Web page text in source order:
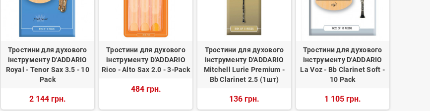
Тростини для духового
інструменту D'ADDARIO
Royal - Tenor Sax 3.5 - 10
Pack
2 144 грн.
Тростини для духового
інструменту D'ADDARIO
Rico - Alto Sax 2.0 - 3-Pack
484 грн.
Тростини для духового
інструменту D'ADDARIO
Mitchell Lurie Premium -
Bb Clarinet 2.5 (1шт)
136 грн.
Тростини для духового
інструменту D'ADDARIO
La Voz - Bb Clarinet Soft -
10 Pack
1 105 грн.